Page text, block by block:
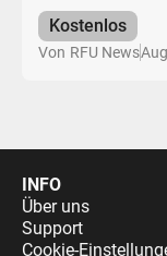
Kostenlos
Von RFU News
INFO
Über uns
Support
Cookie-